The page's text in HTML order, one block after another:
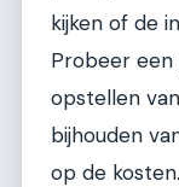
kijken of de
Probeer een
opstellen
bijhouden
op de kosten.